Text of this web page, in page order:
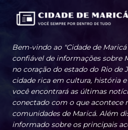
Bem-vindo ao "Cidade de
confiável de informações sobre
no coração do estado do Rio de
cidade rica em cultura, história
você encontrará as últimas
conectado com o que acontece
comunidades de Maricá. Além
informado sobre os principais